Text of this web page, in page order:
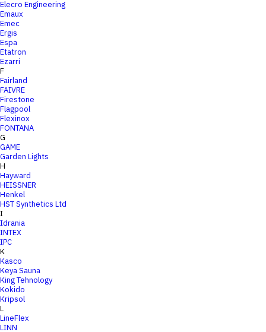
Elecro Engineering
Emaux
Emec
Ergis
Espa
Etatron
Ezarri
F
Fairland
FAIVRE
Firestone
Flagpool
Flexinox
FONTANA
G
GAME
Garden Lights
H
Hayward
HEISSNER
Henkel
HST Synthetics Ltd
I
Idrania
INTEX
IPC
K
Kasco
Keya Sauna
King Tehnology
Kokido
Kripsol
L
LineFlex
LINN